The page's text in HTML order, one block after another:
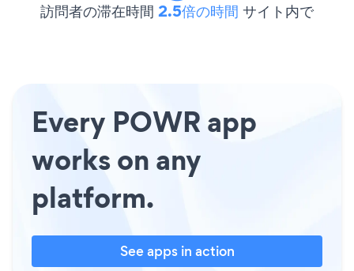
訪問者の滞在時間 2.5倍の時間 サイト内で
Every POWR app
works on any
platform.
See apps in action